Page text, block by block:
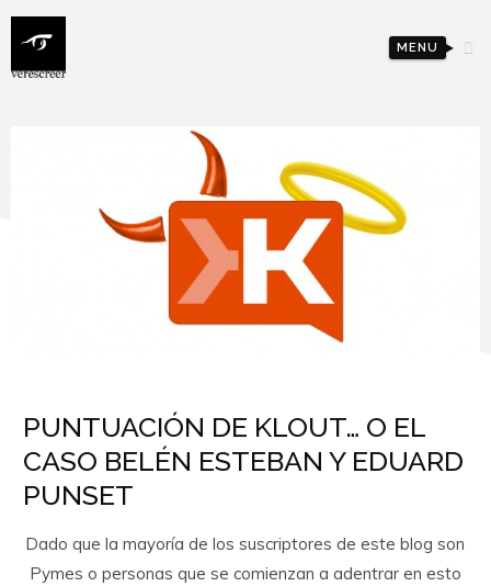
MENU
PUNTUACIÓN DE KLOUT… O EL
CASO BELÉN ESTEBAN Y EDUARD
PUNSET
Dado que la mayoría de los suscriptores de este blog son
Pymes o personas que se comienzan a adentrar en esto